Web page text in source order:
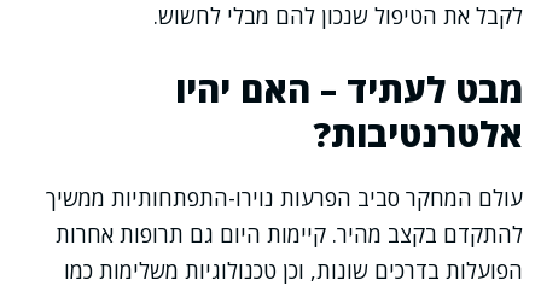
לקבל את הטיפול שנכון להם מבלי לחשוש.
מבט לעתיד – האם יהיו
אלטרנטיבות?
עולם המחקר סביב הפרעות נוירו-התפתחותיות ממשיך
להתקדם בקצב מהיר. קיימות היום גם תרופות אחרות
הפועלות בדרכים שונות, וכן טכנולוגיות משלימות כמו